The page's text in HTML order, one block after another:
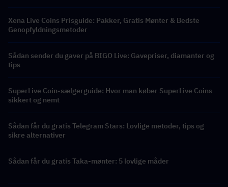
Xena Live Coins Prisguide: Pakker, Gratis Mønter & Bedste
Genopfyldningsmetoder
Sådan sender du gaver på BIGO Live: Gavepriser, diamanter og
tips
SuperLive Coin-sælgerguide: Hvor man køber SuperLive Coins
sikkert og nemt
Sådan får du gratis Telegram Stars: Lovlige metoder, tips og
sikre alternativer
Sådan får du gratis Taka-mønter: 5 lovlige måder